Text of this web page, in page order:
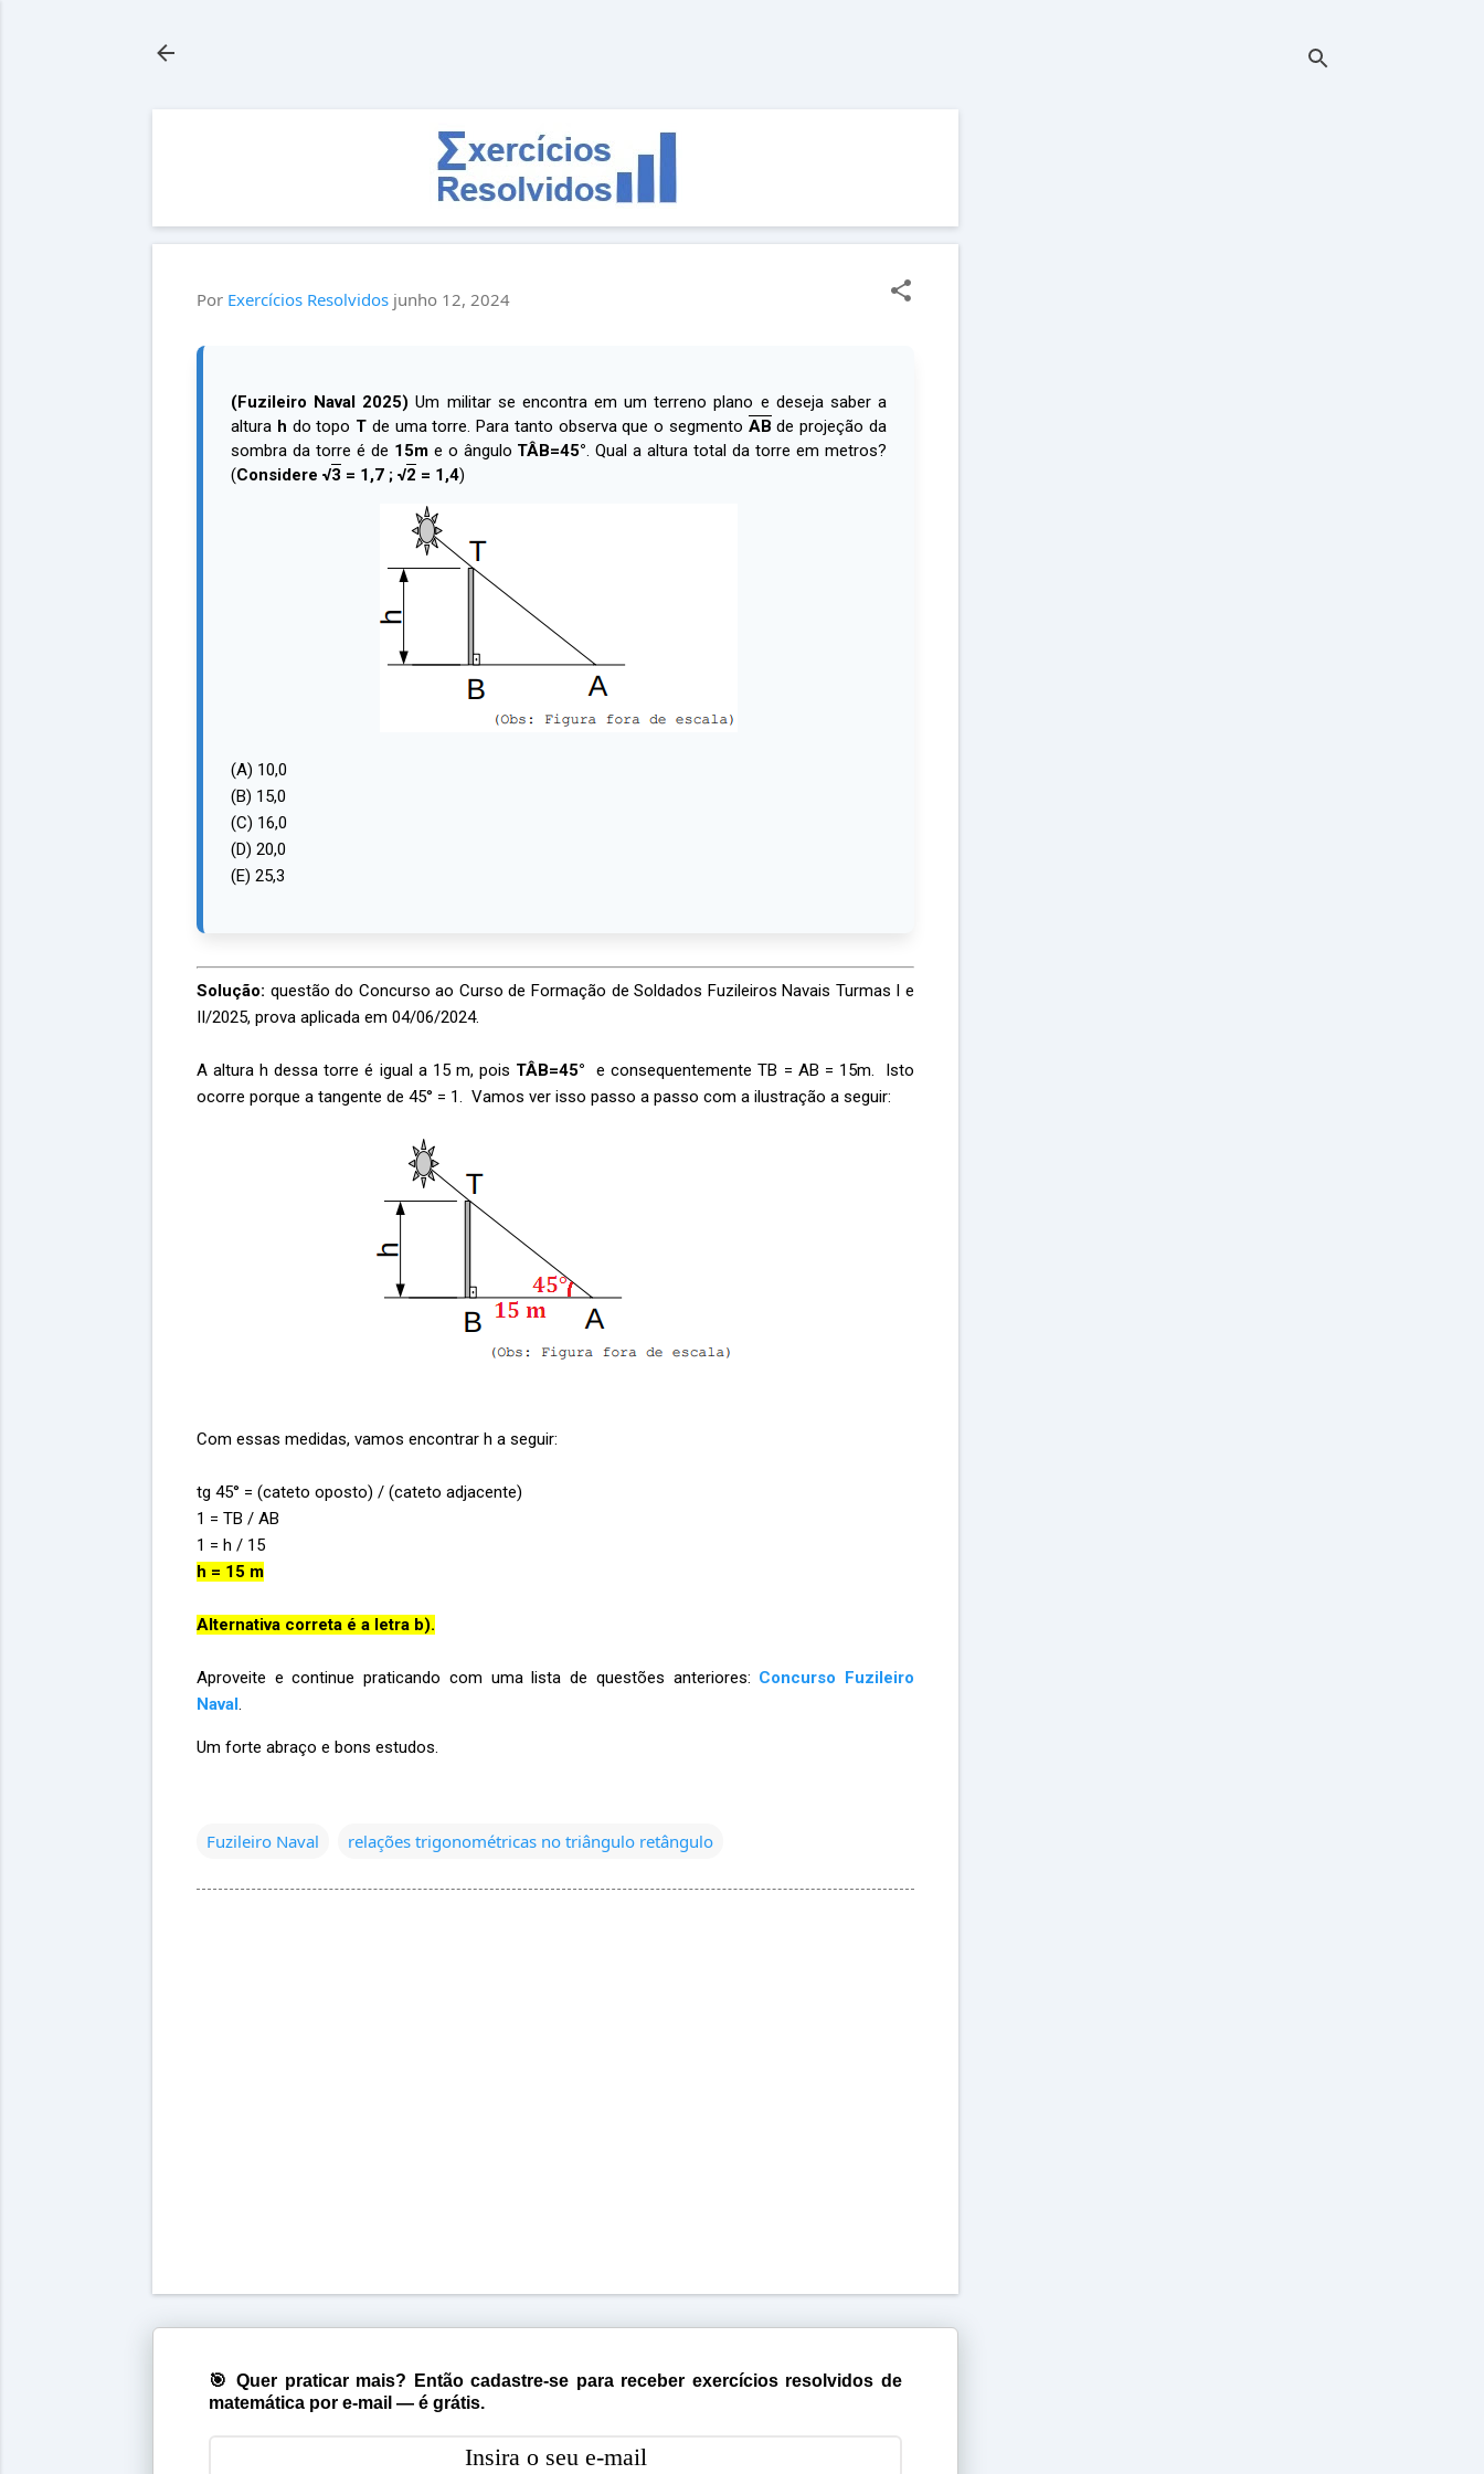
Por Exercícios Resolvidos junho 12, 2024
(Fuzileiro Naval 2025) Um militar se encontra em um terreno plano e deseja saber a
altura h do topo T de uma torre. Para tanto observa que o segmento AB de projeção da
sombra da torre é de 15me o ângulo TÂB=45°. Qual a altura total da torre em metros?
(Considere √3 = 1,7 ; √2 = 1,4)
(A) 10,0
(B) 15,0
(C) 16,0
(D) 20,0
(E) 25,3
Solução: questão do Concurso ao Curso de Formação de Soldados Fuzileiros Navais Turmas I e
II/2025, prova aplicada em 04/06/2024.
A altura h dessa torre é igual a 15 m, pois TÂB=45° e consequentemente TB = AB = 15m. Isto
ocorre porque a tangente de 45° = 1. Vamos ver isso passo a passo com a ilustração a seguir:
Com essas medidas, vamos encontrar h a seguir:
tg 45° = (cateto oposto) / (cateto adjacente)
1 = TB / AB
1 = h / 15
h = 15 m
Alternativa correta é a letra b).
Aproveite e continue praticando com uma lista de questões anteriores: Concurso Fuzileiro
Naval
Um forte abraço e bons estudos.
Fuzileiro Naval relações trigonométricas no triângulo retângulo
🎯 Quer praticar mais? Então cadastre-se para receber exercícios resolvidos de
matemática por e-mail — é grátis.